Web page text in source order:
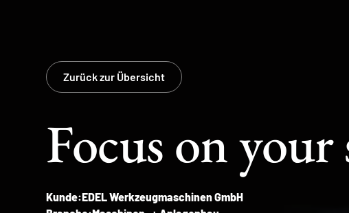
Zurück zur Übersicht
Focus on your
Kunde:EDEL Werkzeugmaschinen GmbH